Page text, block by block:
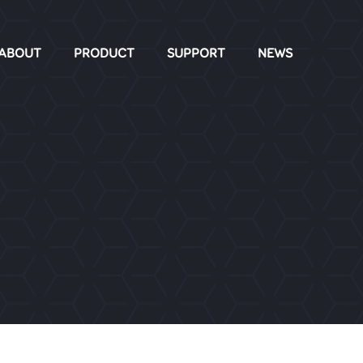
PRODUCT SUPPORT NEWS